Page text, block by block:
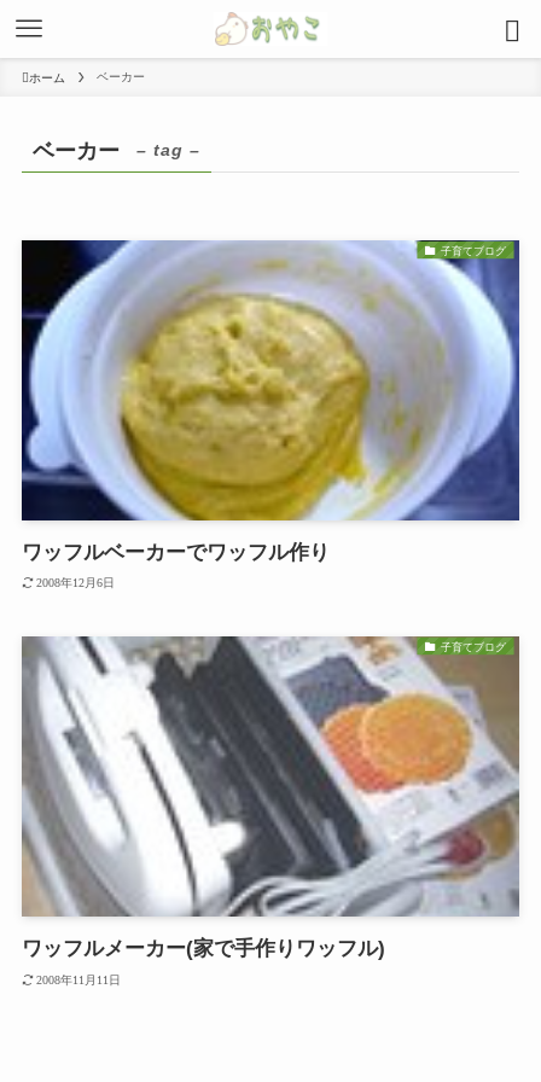
ホーム ベーカー
ベーカー – tag –
子育てブログ
ワッフルベーカーでワッフル作り
2008年12月6日
子育てブログ
ワッフルメーカー(家で手作りワッフル)
2008年11月11日